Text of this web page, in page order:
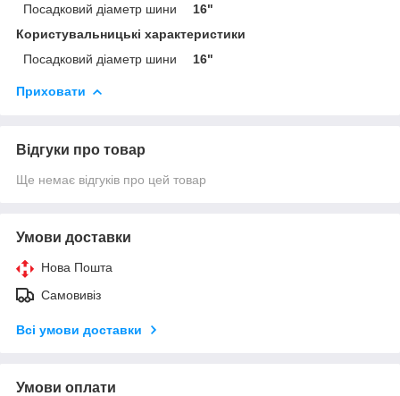
Посадковий діаметр шини
16"
Користувальницькі характеристики
Посадковий діаметр шини
16"
Приховати
Відгуки про товар
Ще немає відгуків про цей товар
Умови доставки
Нова Пошта
Самовивіз
Всі умови доставки
Умови оплати